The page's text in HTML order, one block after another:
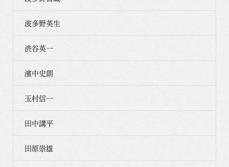
波多野英生
渋谷英一
濱中史朗
玉村信一
田中講平
田原崇雄